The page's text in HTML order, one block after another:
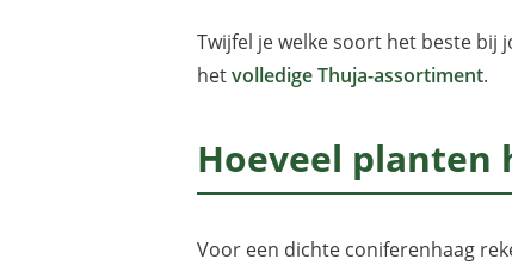
Twijfel je welke soort het beste bij
hetvolledige Thuja-assortiment.
Hoeveel planten
Voor een dichte coniferenhaag